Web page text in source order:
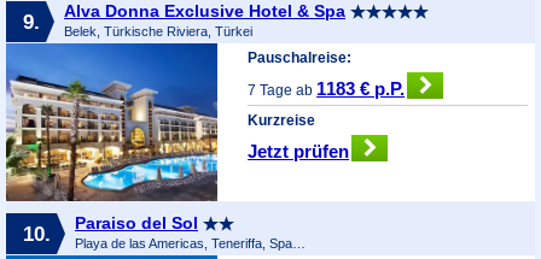
9. Alva Donna Exclusive Hotel & Spa
Belek, Türkische Riviera, Türkei
Pauschalreise:
7 Tage ab 1183 € p.P.
Kurzreise
Jetzt prüfen
10. Paraiso del Sol
Playa de las Americas, Teneriffa, Spanien